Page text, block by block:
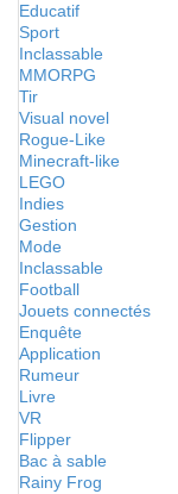
Educatif
Sport
Inclassable
MMORPG
Tir
Visual novel
Rogue-Like
Minecraft-like
LEGO
Indies
Gestion
Mode
Inclassable
Football
Jouets connectés
Enquête
Application
Rumeur
Livre
VR
Flipper
Bac à sable
Rainy Frog